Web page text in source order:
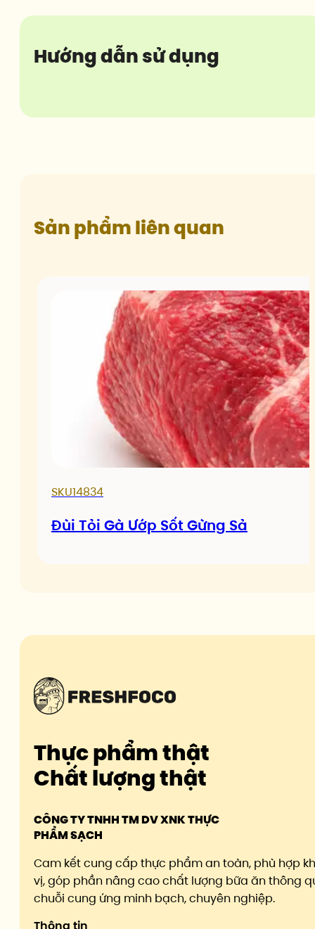
Hướng dẫn sử dụng
Sản phẩm liên quan
SKU14834
Đùi Tỏi Gà Ướp Sốt Gừng Sả
Thực phẩm thật
Chất lượng thật
CÔNG TY TNHH TM DV XNK THỰC
PHẨM SẠCH
Cam kết cung cấp thực phẩm an toàn, phù hợp
vị, góp phần nâng cao chất lượng bữa ăn thông
chuỗi cung ứng minh bạch, chuyên nghiệp.
Thông tin